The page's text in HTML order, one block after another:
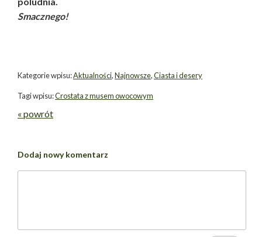
Smacznego!
Kategorie wpisu:Aktualności,Najnowsze,Ciasta i desery
Tagi wpisu:Crostata z musem owocowym
« powrót
Dodaj nowy komentarz